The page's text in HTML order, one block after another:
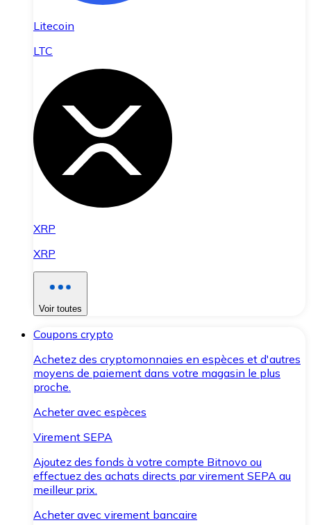
Litecoin
LTC
XRP
XRP
Voir toutes
Coupons crypto
Achetez des cryptomonnaies en espèces et d'autres
moyens de paiement dans votre magasin le plus
proche.
Acheter avec espèces
Virement SEPA
Ajoutez des fonds à votre compte Bitnovo ou
effectuez des achats directs par virement SEPA au
meilleur prix.
Acheter avec virement bancaire